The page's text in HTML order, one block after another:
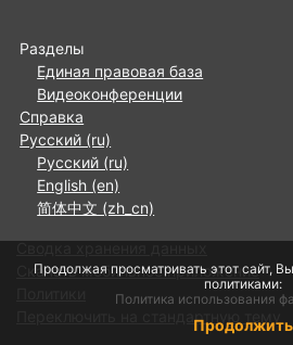
Разделы
Единая правовая база
Видеоконференции
Справка
Русский ‎(ru)‎
Русский ‎(ru)‎
English ‎(en)‎
简体中文 ‎(zh_cn)‎
Скачать мобильное приложение
Переключить на стандартную тему
Продолжая просматривать этот сайт,
политиками:
Политика использования
Продолжить